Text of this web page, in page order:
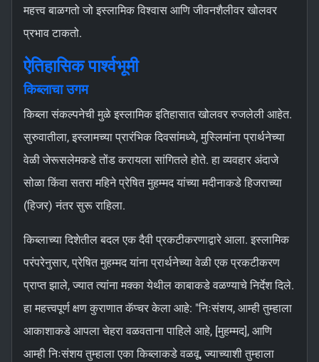
महत्त्व बाळगतो जो इस्लामिक विश्वास आणि जीवनशैलीवर खोलवर
प्रभाव टाकतो.
ऐतिहासिक पार्श्वभूमी
किब्लाचा उगम
किब्ला संकल्पनेची मुळे इस्लामिक इतिहासात खोलवर रुजलेली आहेत.
सुरुवातीला, इस्लामच्या प्रारंभिक दिवसांमध्ये, मुस्लिमांना प्रार्थनेच्या
वेळी जेरूसलेमकडे तोंड करायला सांगितले होते. हा व्यवहार अंदाजे
सोळा किंवा सतरा महिने प्रेषित मुहम्मद यांच्या मदीनाकडे हिजराच्या
(हिजर) नंतर सुरू राहिला.
किब्लाच्या दिशेतील बदल एक दैवी प्रकटीकरणाद्वारे आला. इस्लामिक
परंपरेनुसार, प्रेषित मुहम्मद यांना प्रार्थनेच्या वेळी एक प्रकटीकरण
प्राप्त झाले, ज्यात त्यांना मक्का येथील काबाकडे वळण्याचे निर्देश दिले.
हा महत्त्वपूर्ण क्षण कुराणात कॅप्चर केला आहे: "निःसंशय, आम्ही तुम्हाला
आकाशाकडे आपला चेहरा वळवताना पाहिले आहे, [मुहम्मद], आणि
आम्ही निःसंशय तुम्हाला एका किब्लाकडे वळवू, ज्याच्याशी तुम्हाला